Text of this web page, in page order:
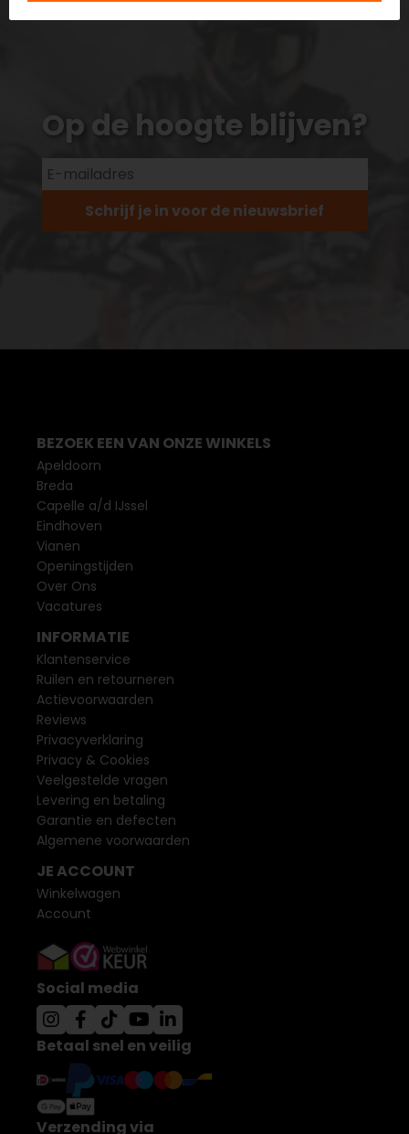
Op de hoogte blijven?
Schrijf je in voor de nieuwsbrief
BEZOEK EEN VAN ONZE WINKELS
Apeldoorn
Breda
Capelle a/d IJssel
Eindhoven
Vianen
Openingstijden
Over Ons
Vacatures
INFORMATIE
Klantenservice
Ruilen en retourneren
Actievoorwaarden
Reviews
Privacyverklaring
Privacy & Cookies
Veelgestelde vragen
Levering en betaling
Garantie en defecten
Algemene voorwaarden
JE ACCOUNT
Winkelwagen
Account
Social media
Betaal snel en veilig
Verzending via